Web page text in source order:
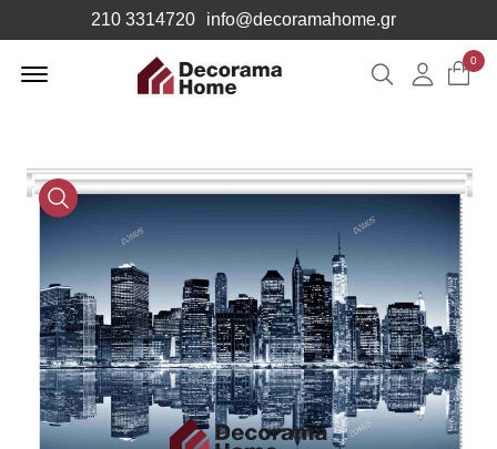
210 3314720 info@decoramahome.gr
Αναζήτηση
0
Media